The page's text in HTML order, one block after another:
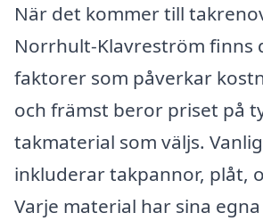
När det kommer till
Norrhult-Klavreström finns
faktorer som påverkar
och främst beror priset på
takmaterial som väljs.
inkluderar takpannor, plåt,
Varje material har sina